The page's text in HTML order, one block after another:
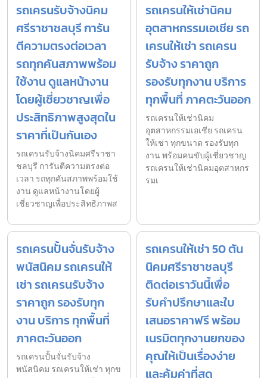
รถเครนรับจ้างนิคม
ศรีราชาชลบุรี การัน
ตีความตรงต่อเวลา
รถทุกคันสภาพพร้อม
ใช้งาน ดูแลหน้างาน
โดยผู้เชี่ยวชาญเพื่อ
ประสิทธิภาพสูงสุดใน
ราคาที่เป็นกันเอง
รถเครนรับจ้างนิคมศรีราชา
ชลบุรี การันตีความตรงต่อ
เวลา รถทุกคันสภาพพร้อมใช้
งาน ดูแลหน้างานโดยผู้
เชี่ยวชาญเพื่อประสิทธิภาพส
รถเครนให้เช่านิคม
อุตสาหกรรมเอเชีย รถ
เครนให้เช่า รถเครน
รับจ้าง ราคาถูก
รองรับทุกงาน บริการ
ทุกพื้นที่ ภาคตะวันออก
รถเครนให้เช่านิคม
อุตสาหกรรมเอเชีย รถเครน
ให้เช่า ทุกขนาด รองรับทุก
งาน พร้อมคนขับผู้เชี่ยวชาญ
รถเครนให้เช่านิคมอุตสาหกร
รมเ
รถเครนปั้นจั่นรับจ้าง
พนัสนิคม รถเครนให้
เช่า รถเครนรับจ้าง
ราคาถูก รองรับทุก
งาน บริการ ทุกพื้นที่
ภาคตะวันออก
รถเครนปั้นจั่นรับจ้าง
พนัสนิคม รถเครนให้เช่า ทุกข
รถเครนให้เช่า 50 ตัน
นิคมศรีราชาชลบุรี
ติดต่อเราวันนี้เพื่อ
รับคำปรึกษาและใบ
เสนอราคาฟรี พร้อม
เนรมิตทุกงานยกของ
คุณให้เป็นเรื่องง่าย
และคุ้มค่าที่สุด